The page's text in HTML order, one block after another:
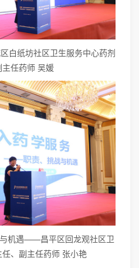
白纸坊社区卫生服务中心药剂
任药师 吴媛
机遇——昌平区回龙观社区卫
、副主任药师 张小艳